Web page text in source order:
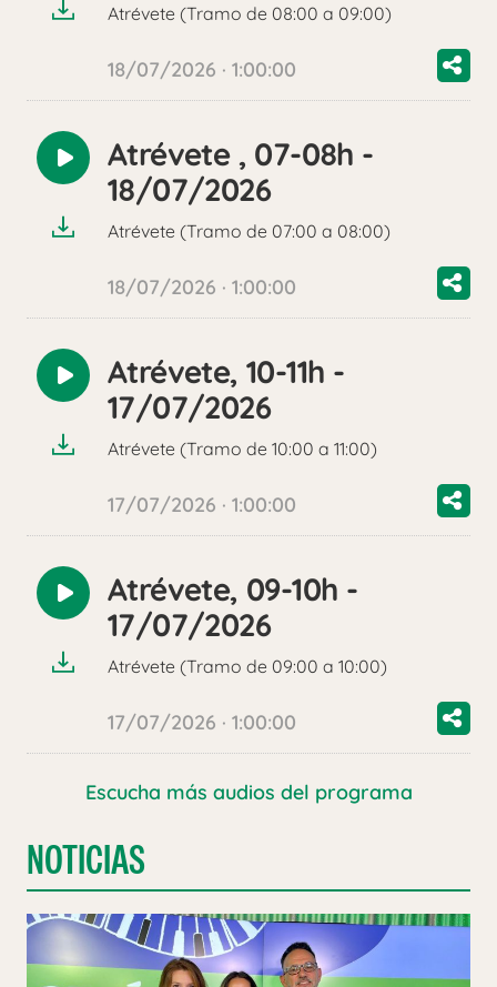
Atrévete (Tramo de 08:00 a 09:00)
18/07/2026 · 1:00:00
Reproducir
audio
Atrévete , 07-08h -
18/07/2026
Atrévete (Tramo de 07:00 a 08:00)
18/07/2026 · 1:00:00
Reproducir
audio
Atrévete, 10-11h -
17/07/2026
Atrévete (Tramo de 10:00 a 11:00)
17/07/2026 · 1:00:00
Reproducir
audio
Atrévete, 09-10h -
17/07/2026
Atrévete (Tramo de 09:00 a 10:00)
17/07/2026 · 1:00:00
Escucha más audios del programa
NOTICIAS